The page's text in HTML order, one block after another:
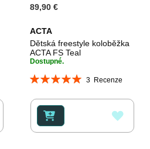
89,90 €
ACTA
Dětská freestyle koloběžka
ACTA FS Teal
Dostupné.
Hodnocení:
3 Recenze
K